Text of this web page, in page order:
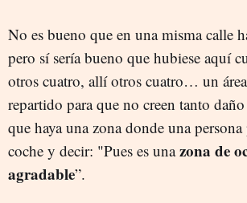
No es bueno que en una misma calle
pero sí sería bueno que hubiese aquí
otros cuatro, allí otros cuatro… un
repartido para que no creen tanto
que haya una zona donde una
coche y decir: "Pues es unazona de
agradable”.